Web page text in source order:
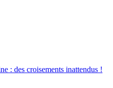
: des croisements inattendus !